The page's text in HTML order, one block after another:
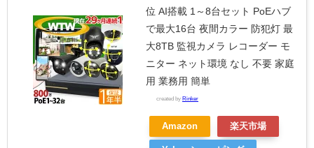
位 AI搭載 1～8台セット PoEハブ
で最大16台 夜間カラー 防犯灯 最
大8TB 監視カメラ レコーダー モ
ニター ネット環境 なし 不要 家庭
用 業務用 簡単
created by Rinker
Amazon 楽天市場